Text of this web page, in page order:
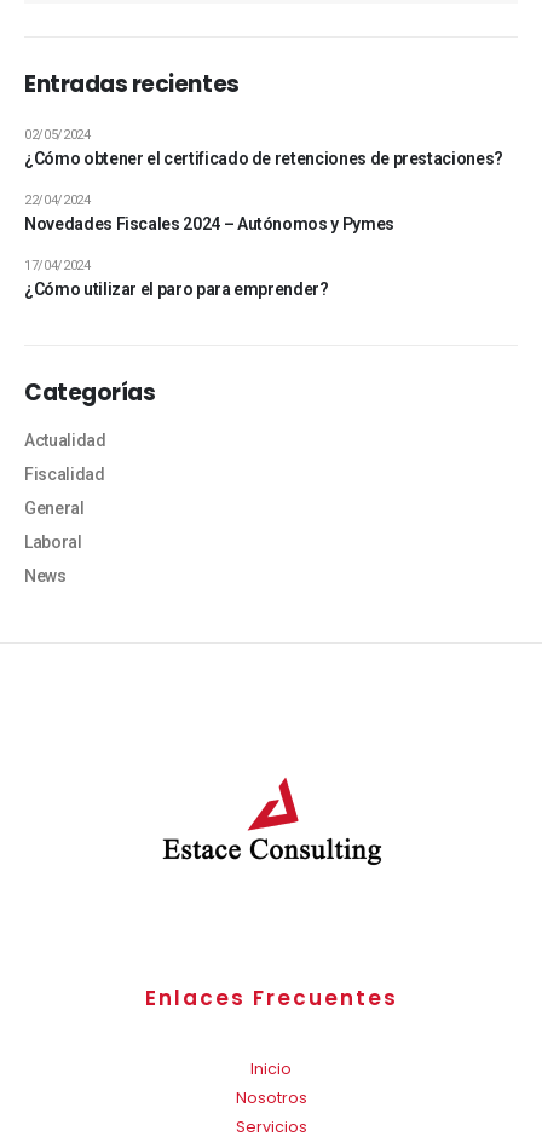
Entradas recientes
¿Cómo obtener el certificado de retenciones de prestaciones?
02/05/2024
Novedades Fiscales 2024 – Autónomos y Pymes
22/04/2024
¿Cómo utilizar el paro para emprender?
17/04/2024
Categorías
Actualidad
Fiscalidad
General
Laboral
News
Enlaces Frecuentes
Inicio
Nosotros
Servicios